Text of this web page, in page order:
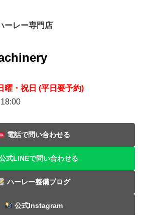
ーレー専門店
曜・祝日 (平日要予約)
電話で問い合わせる
式LINEで問い合わせる
ハーレー整備ブログ
公式Instagram